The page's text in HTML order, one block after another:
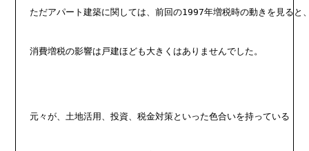
ただアパート建築に関しては、前回の1997年増税時の動きを見ると
消費増税の影響は戸建ほども大きくはありませんでした。
元々が、土地活用、投資、税金対策といった色合いを持っている